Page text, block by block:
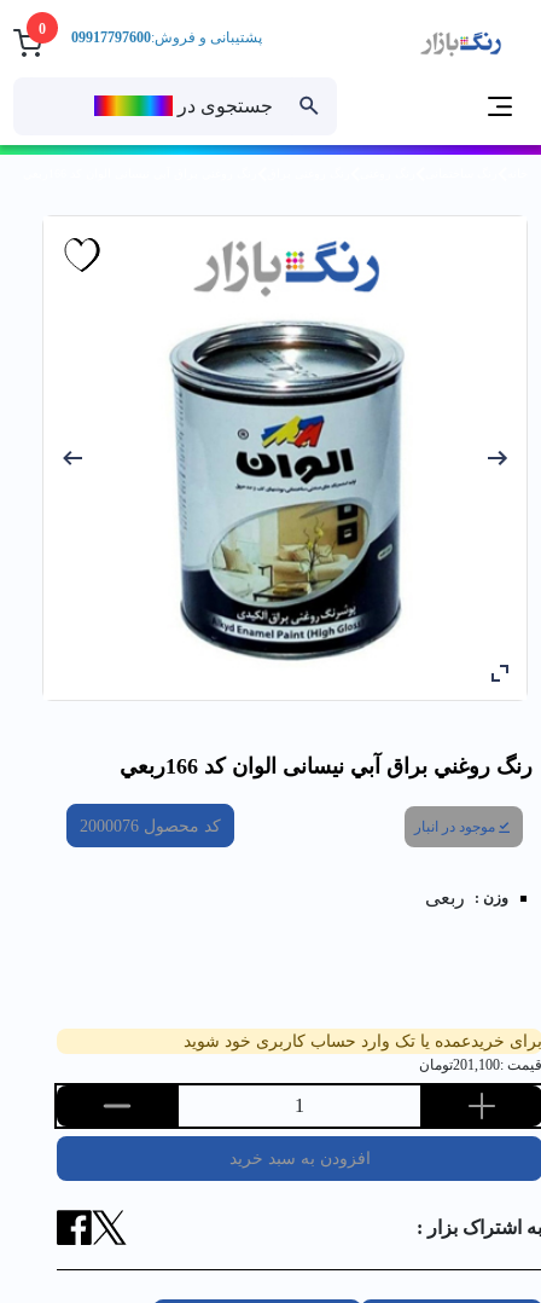
0
جستجوی در
پشتیبانی و فروش:09917797600
رنگ روغني براق آبي نیسانی الوان کد 166ربعي
موجود در انبار کد محصول 2000076
وزن : ربعی
برای خریدعمده یا تک وارد حساب کاربری خود شوید
قیمت :201,100تومان
1
افزودن به سبد خرید
به اشتراک بزار :